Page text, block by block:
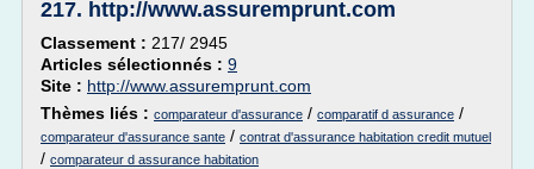
217. http://www.assuremprunt.com
Classement : 217/ 2945
Articles sélectionnés : 9
Site : http://www.assuremprunt.com
Thèmes liés : comparateur d'assurance / comparatif d assurance /
comparateur d'assurance sante / contrat d'assurance habitation credit mutuel
/ comparateur d assurance habitation